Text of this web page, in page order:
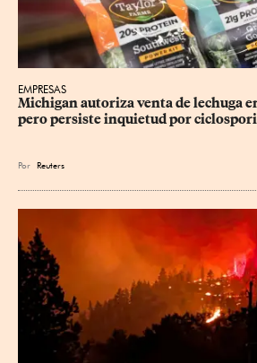
EMPRESAS
Michigan autoriza venta de lechuga
pero persiste inquietud por
Por Reuters